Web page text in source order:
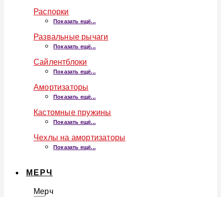
Распорки
Показать ещё...
Развальные рычаги
Показать ещё...
Сайлентблоки
Показать ещё...
Амортизаторы
Показать ещё...
Кастомные пружины
Показать ещё...
Чехлы на амортизаторы
Показать ещё...
МЕРЧ
Мерч